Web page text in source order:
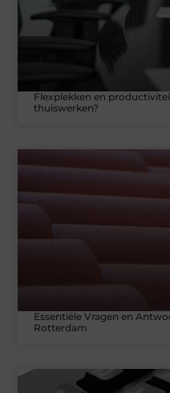
Flexplekken en
thuiswerken?
Essentiële Vragen en
Rotterdam